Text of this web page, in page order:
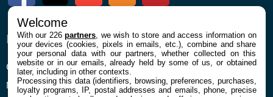
ENTREPRISE
Confidentialité et Cookies
Mentions légales et CGU
À PROPOS
Contact
Welcome
With our 226partners , we wish to store and access information on
your devices (cookies, pixels in emails, etc.), combine and share
your personal data with our partners, whether collected on this
website or in our emails, already held by some of us, or obtained
later, including in other contexts.
Processing this data (identifiers, browsing, preferences, purchases,
loyalty programs, IP, postal addresses and emails, phone, precise